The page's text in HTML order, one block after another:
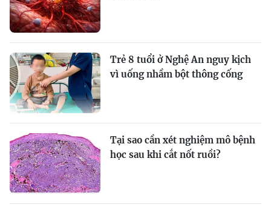
Trẻ 8 tuổi ở Nghệ An nguy kịch
vì uống nhầm bột thông cống
Tại sao cần xét nghiệm mô bệnh
học sau khi cắt nốt ruồi?